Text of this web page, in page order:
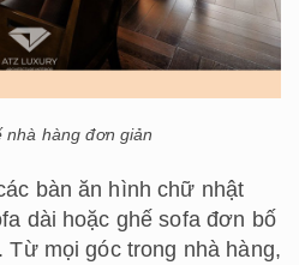
nhà hàng đơn giản
bàn ăn hình chữ nhật
dài hoặc ghế sofa đơn bố
Từ mọi góc trong nhà hàng,